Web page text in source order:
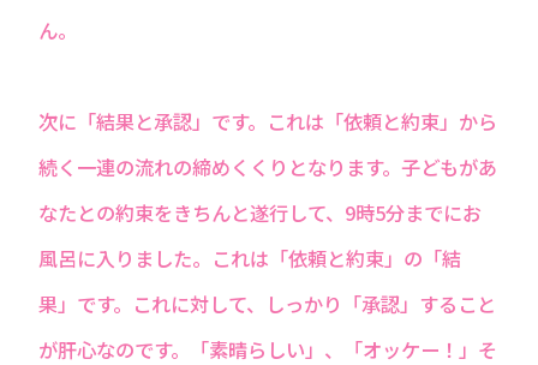
ん。
次に「結果と承認」です。これは「依頼と約束」から
続く一連の流れの締めくくりとなります。子どもがあ
なたとの約束をきちんと遂行して、9時5分までにお
風呂に入りました。これは「依頼と約束」の「結
果」です。これに対して、しっかり「承認」すること
が肝心なのです。「素晴らしい」、「オッケー！」そ